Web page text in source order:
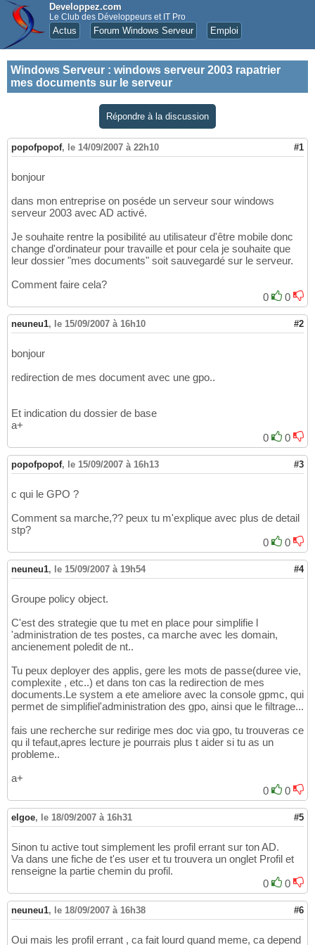
Developpez.com
Le Club des Développeurs et IT Pro
Actus Forum Windows Serveur Emploi
Windows Serveur : windows serveur 2003 rapatrier
mes documents sur le serveur
Répondre à la discussion
popofpopof, le 14/09/2007 à 22h10 #1
bonjour
dans mon entreprise on poséde un serveur sour windows
serveur 2003 avec AD activé.
Je souhaite rentre la posibilité au utilisateur d'être mobile donc
change d'ordinateur pour travaille et pour cela je souhaite que
leur dossier "mes documents" soit sauvegardé sur le serveur.
Comment faire cela?
0
0
neuneu1, le 15/09/2007 à 16h10 #2
bonjour
redirection de mes document avec une gpo..
Et indication du dossier de base
a+
0
0
popofpopof, le 15/09/2007 à 16h13 #3
c qui le GPO ?
Comment sa marche,?? peux tu m'explique avec plus de detail
stp?
0
0
neuneu1, le 15/09/2007 à 19h54 #4
Groupe policy object.
C'est des strategie que tu met en place pour simplifie l
'administration de tes postes, ca marche avec les domain,
ancienement poledit de nt..
Tu peux deployer des applis, gere les mots de passe(duree vie,
complexite , etc..) et dans ton cas la redirection de mes
documents.Le system a ete ameliore avec la console gpmc, qui
permet de simplifiel'administration des gpo, ainsi que le filtrage...
fais une recherche sur redirige mes doc via gpo, tu trouveras ce
qu il tefaut,apres lecture je pourrais plus t aider si tu as un
probleme..
a+
0
0
elgoe, le 18/09/2007 à 16h31 #5
Sinon tu active tout simplement les profil errant sur ton AD.
Va dans une fiche de t'es user et tu trouvera un onglet Profil et
renseigne la partie chemin du profil.
0
0
neuneu1, le 18/09/2007 à 16h38 #6
Oui mais les profil errant , ca fait lourd quand meme, ca depend